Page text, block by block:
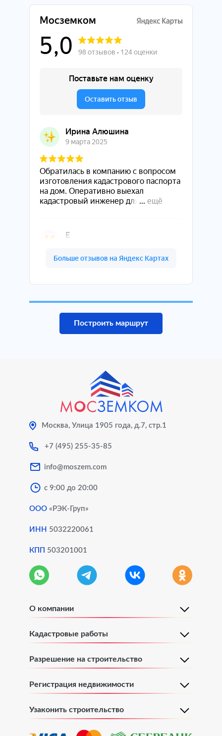
Построить маршрут
Москва, Улица 1905 года, д.7, стр.1
+7 (495) 255-35-85
info@moszem.com
с 9:00 до 20:00
ООО «РЭК-Груп»
ИНН 5032220061
КПП 503201001
О компании
Кадастровые работы
Разрешение на строительство
Регистрация недвижимости
Узаконить строительство